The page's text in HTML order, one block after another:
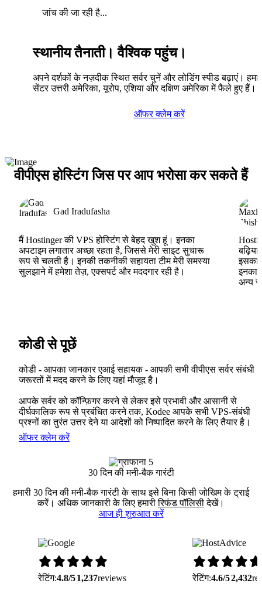
जांच की जा रही है...
स्थानीय तैनाती। वैश्विक पहुंच।
अपने दर्शकों के नज़दीक स्थित सर्वर चुनें और लोडिंग स्पीड बढ़ाएं।
सेंटर उत्तरी अमेरिका, यूरोप, एशिया और दक्षिण अमेरिका में फैले हुए हैं।
ऑफर क्लेम करें
वीपीएस होस्टिंग जिस पर आप भरोसा कर सकते हैं
Gad Iradufasha
मैं Hostinger की VPS होस्टिंग से बेहद खुश हूं। इनका
अपटाइम लगातार अच्छा रहता है, जिससे मेरी साइट सुचारू
रूप से चलती है। इनकी तकनीकी सहायता टीम मेरी समस्या
सुलझाने में हमेशा तेज़, एक्सपर्ट और मददगार रही है।
इसका
इनका
अन्य
कोडी से पूछें
कोडी - आपका जानकार एआई सहायक - आपकी सभी वीपीएस सर्वर संबंधी
जरूरतों में मदद करने के लिए यहां मौजूद है।
आपके सर्वर को कॉन्फ़िगर करने से लेकर इसे प्रभावी और आसानी से
दीर्घकालिक रूप से प्रबंधित करने तक, Kodee आपके सभी VPS-संबंधी
प्रश्नों का तुरंत उत्तर देने या आदेशों को निष्पादित करने के लिए तैयार है।
ऑफर क्लेम करें
30 दिन की मनी-बैक गारंटी
हमारी 30 दिन की मनी-बैक गारंटी के साथ इसे बिना किसी जोखिम के ट्राई
करें। अधिक जानकारी के लिए हमारीरिफंड पॉलिसीदेखें।
आज ही शुरुआत करें
रेटिंग:4.8/5 1,237reviews रेटिंग:4.6/52,432